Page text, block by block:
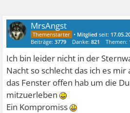
MrsAngst
• Mitglied seit:
Beiträge:3779 Danke:821 Themen:
Ich bin leider nicht in der
Nacht so schlecht das ich es mir
das Fenster offen hab um die
mitzuerleben
Ein Kompromiss